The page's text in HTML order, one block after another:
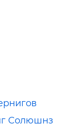
Солюшнз